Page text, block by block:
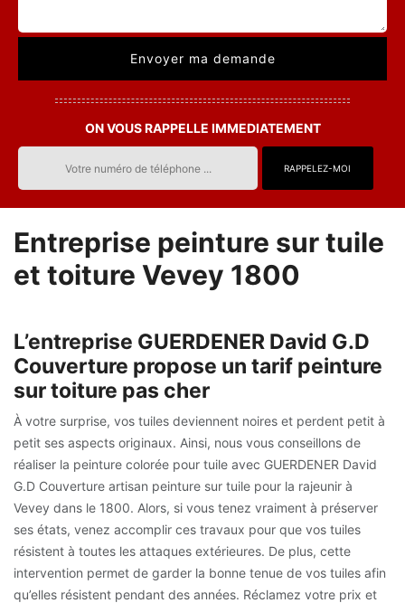
ON VOUS RAPPELLE IMMEDIATEMENT
Entreprise peinture sur tuile
et toiture Vevey 1800
L’entreprise GUERDENER David G.D
Couverture propose un tarif peinture
sur toiture pas cher
À votre surprise, vos tuiles deviennent noires et perdent petit à
petit ses aspects originaux. Ainsi, nous vous conseillons de
réaliser la peinture colorée pour tuile avec GUERDENER David
G.D Couverture artisan peinture sur tuile pour la rajeunir à
Vevey dans le 1800. Alors, si vous tenez vraiment à préserver
ses états, venez accomplir ces travaux pour que vos tuiles
résistent à toutes les attaques extérieures. De plus, cette
intervention permet de garder la bonne tenue de vos tuiles afin
qu’elles résistent pendant des années. Réclamez votre prix et